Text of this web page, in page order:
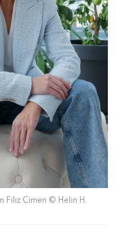
Filiz Cimen © Helin H.